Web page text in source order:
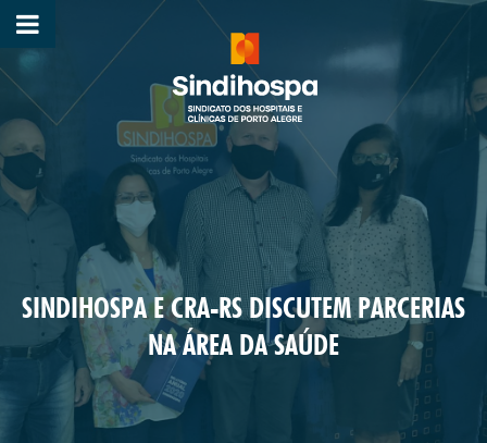
SINDIHOSPA E CRA-RS DISCUTEM PARCERIAS
NA ÁREA DA SAÚDE